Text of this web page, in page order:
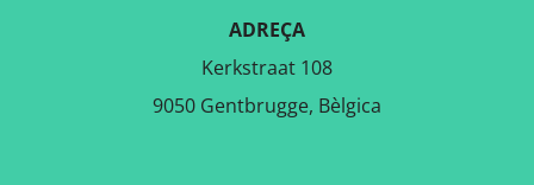
ADREÇA
Kerkstraat 108
9050 Gentbrugge, Bèlgica